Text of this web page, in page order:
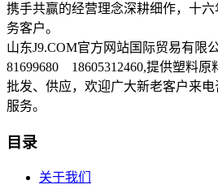
携手共赢的经营理念深耕细作，十
务客户。
山东J9.COM官方网站国际贸易有限
81699680 18605312460,提供塑料原
批发、供应，欢迎广大新老客户来
服务。
目录
关于我们